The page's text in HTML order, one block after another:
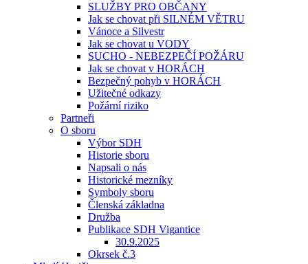
SLUŽBY PRO OBČANY
Jak se chovat při SILNÉM VĚTRU
Vánoce a Silvestr
Jak se chovat u VODY
SUCHO - NEBEZPEČÍ POŽÁRU
Jak se chovat v HORÁCH
Bezpečný pohyb v HORÁCH
Užitečné odkazy
Požární riziko
Partneři
O sboru
Výbor SDH
Historie sboru
Napsali o nás
Historické mezníky
Symboly sboru
Členská základna
Družba
Publikace SDH Vigantice
30.9.2025
Okrsek č.3